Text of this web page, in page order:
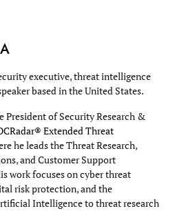
executive, threat intelligence
based in the United States.
President of Security Research &
Extended Threat
he leads the Threat Research,
and Customer Support
work focuses on cyber threat
risk protection, and the
Intelligence to threat research